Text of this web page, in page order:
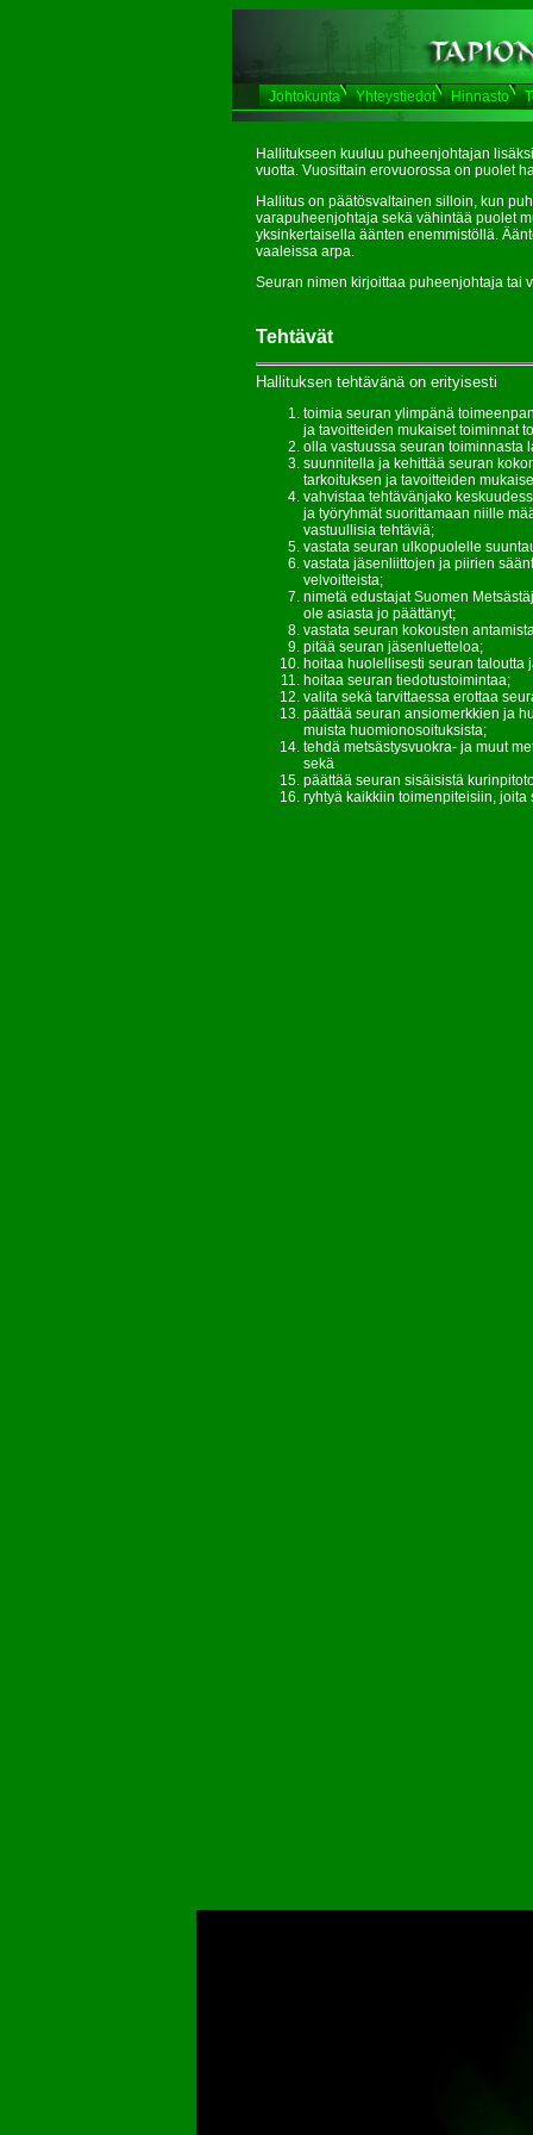
Johtokunta Yhteystiedot Hinnasto
Hallitukseen kuuluu puheenjohtajan
vuotta. Vuosittain erovuorossa on puolet
Hallitus on päätösvaltainen silloin, kun
varapuheenjohtaja sekä vähintää puolet
yksinkertaisella äänten enemmistöllä.
vaaleissa arpa.
Seuran nimen kirjoittaa puheenjohtaja tai
Tehtävät
Hallituksen tehtävänä on erityisesti
toimia seuran ylimpänä
ja tavoitteiden mukaiset toiminnat
olla vastuussa seuran toiminnasta
suunnitella ja kehittää seuran
tarkoituksen ja tavoitteiden
vahvistaa tehtävänjako
ja työryhmät suorittamaan niille
vastuullisia tehtäviä;
vastata seuran ulkopuolelle
vastata jäsenliittojen ja piirien
velvoitteista;
nimetä edustajat Suomen
ole asiasta jo päättänyt;
vastata seuran kokousten
pitää seuran jäsenluetteloa;
hoitaa huolellisesti seuran taloutta
hoitaa seuran tiedotustoimintaa;
valita sekä tarvittaessa erottaa
päättää seuran ansiomerkkien ja
muista huomionosoituksista;
tehdä metsästysvuokra- ja muut
sekä
päättää seuran sisäisistä
ryhtyä kaikkiin toimenpiteisiin, joita